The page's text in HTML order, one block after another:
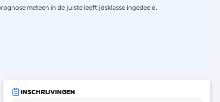
meteen in de juiste leeftijdsklasse ingedeeld.
INSCHRIJVINGEN